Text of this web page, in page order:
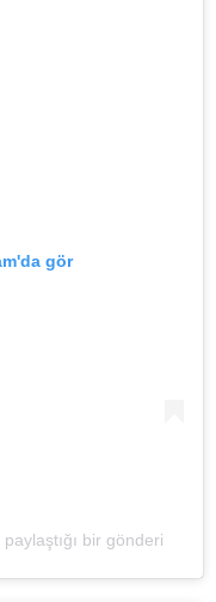
gör
bir gönderi